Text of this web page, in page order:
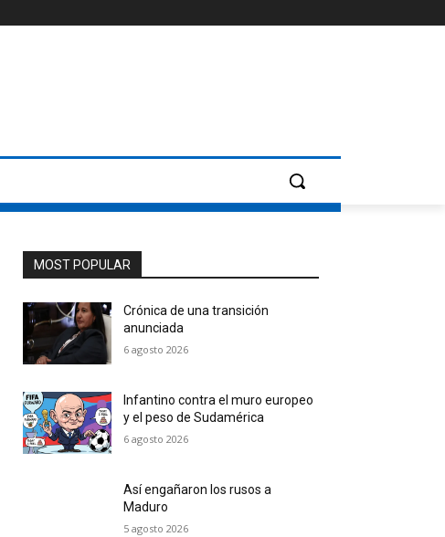
MOST POPULAR
Crónica de una transición
anunciada
6 agosto 2026
Infantino contra el muro europeo
y el peso de Sudamérica
6 agosto 2026
Así engañaron los rusos a
Maduro
5 agosto 2026